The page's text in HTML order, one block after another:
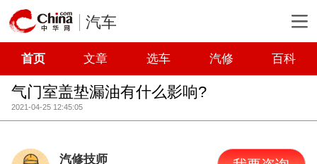
汽车
首页 文章 选车 汽修 百科
气门室盖垫漏油有什么影响?
2021-04-25 12:45:05
汽修技师